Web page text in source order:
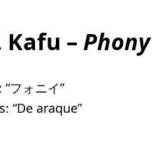
– Phony
フォニイ”
“De araque”